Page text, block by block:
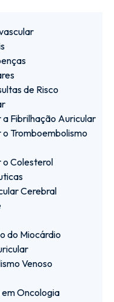
de Risco
Fibrilhação Auricular
Tromboembolismo
Colesterol
Cerebral
do Miocárdio
Venoso
Oncologia
de Saúde
Cardiovascular